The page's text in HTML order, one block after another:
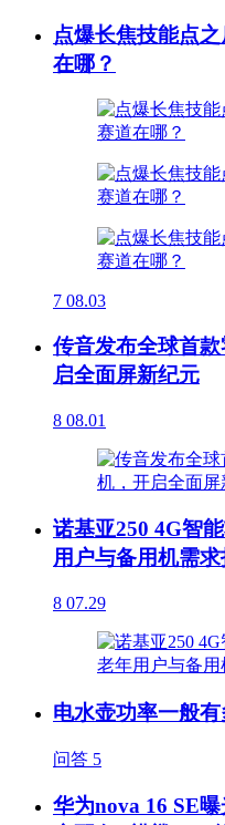
点爆长焦技能点
在哪？
7 08.03
传音发布全球首
启全面屏新纪元
8 08.01
诺基亚250 4G智
用户与备用机需
8 07.29
电水壶功率一般
问答 5
华为nova 16 SE